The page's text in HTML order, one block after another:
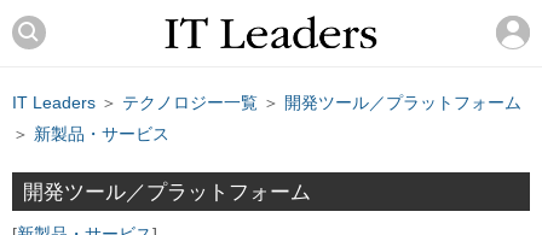
IT Leaders ＞ テクノロジー一覧 ＞ 開発ツール／プラットフォーム
＞ 新製品・サービス
開発ツール／プラットフォーム